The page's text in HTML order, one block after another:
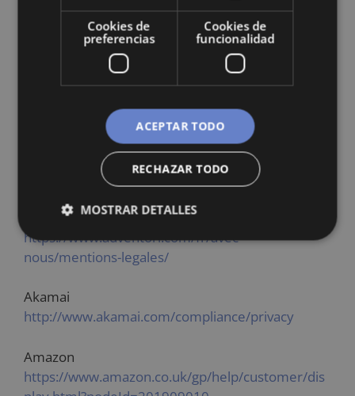
Admedo
https://www.admedo.com/privacy-policy
Adobe Advertising Cloud
https://www.adobe.com/privacy/general-data-
protection-regulation.html
Adventori
https://www.adventori.com/fr/avec-
nous/mentions-legales/
Akamai
http://www.akamai.com/compliance/privacy
Amazon
https://www.amazon.co.uk/gp/help/customer/dis
Cookies de
preferencias
Cookies de
funcionalidad
ACEPTAR TODO
RECHAZAR TODO
MOSTRAR DETALLES